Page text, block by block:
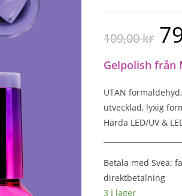
109,00kr
Gelpolish från
UTAN
utvecklad, lyxig
Härda LED/UV &
Betala med Svea:
direktbetalning
3 i lager